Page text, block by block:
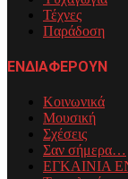
Τέχνες
Παράδοση
ΕΝΔΙΑΦΕΡΟΥΝ
Κοινωνικά
Μουσική
Σχέσεις
Σαν σήμερα…
ΕΓΚΑΙΝΙΑ